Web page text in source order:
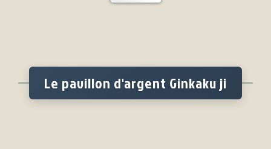
Le pavillon d'argent Ginkaku ji